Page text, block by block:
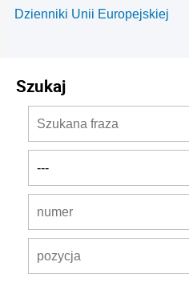
Dzienniki Unii Europejskiej
Szukaj